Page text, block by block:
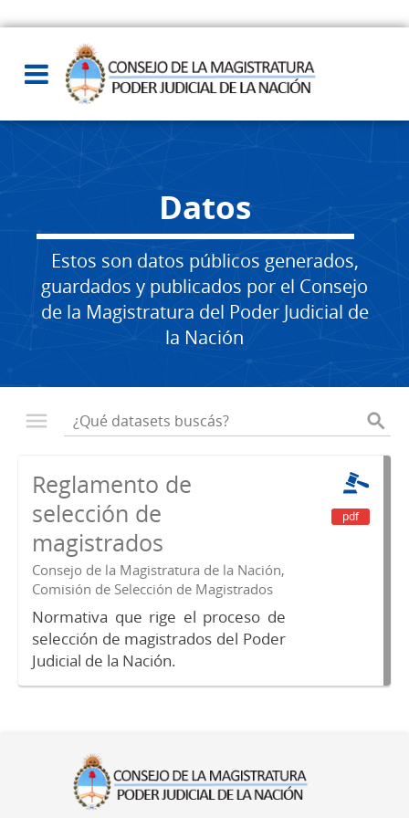
Datos
Estos son datos públicos generados,
guardados y publicados por el Consejo
de la Magistratura del Poder Judicial de
la Nación
Reglamento de
selección de
magistrados
Consejo de la Magistratura de la Nación,
Comisión de Selección de Magistrados
Normativa que rige el proceso de
selección de magistrados del Poder
Judicial de la Nación.
pdf